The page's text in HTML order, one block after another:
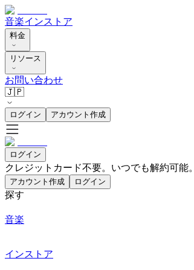
音楽インストア
料金
リソース
お問い合わせ
🇯🇵
ログイン アカウント作成
ログイン
クレジットカード不要。いつでも解約可能。
アカウント作成 ログイン
探す
音楽
インストア